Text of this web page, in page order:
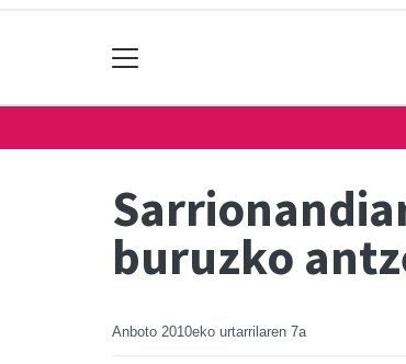
buruzko
Anboto 2010eko urtarrilaren 7a